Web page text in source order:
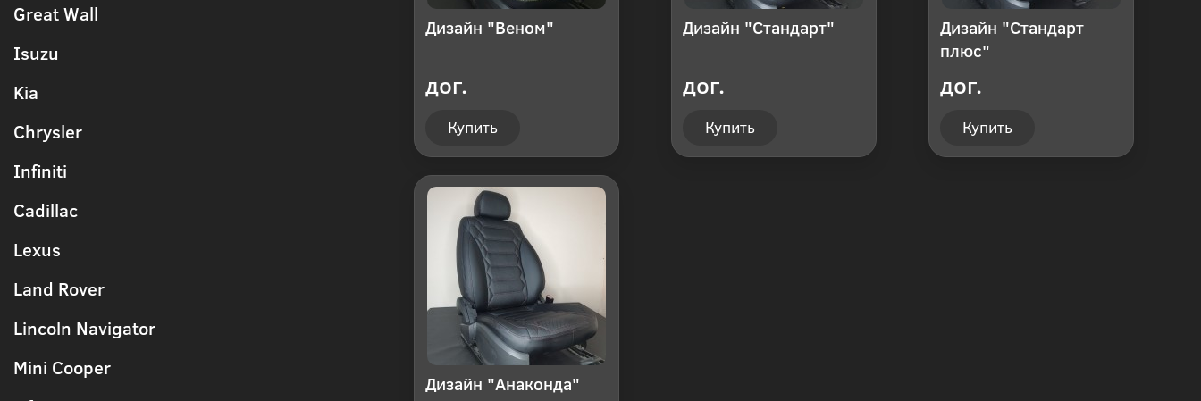
Great Wall
Isuzu
Kia
Chrysler
Infiniti
Cadillac
Lexus
Land Rover
Lincoln Navigator
Mini Cooper
Дизайн "Веном"
дог.
Купить
Дизайн "Стандарт"
дог.
Купить
Дизайн "Стандарт
плюс"
дог.
Купить
Дизайн "Анаконда"